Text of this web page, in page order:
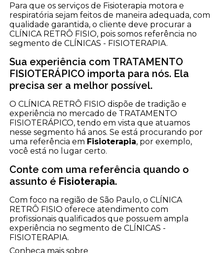
Para que os serviços de Fisioterapia motora e
respiratória sejam feitos de maneira adequada, com
qualidade garantida, o cliente deve procurar a
CLÍNICA RETRÔ FISIO, pois somos referência no
segmento de CLÍNICAS - FISIOTERAPIA.
Sua experiência com TRATAMENTO
FISIOTERÁPICO importa para nós. Ela
precisa ser a melhor possível.
O CLÍNICA RETRÔ FISIO dispõe de tradição e
experiência no mercado de TRATAMENTO
FISIOTERÁPICO, tendo em vista que atuamos
nesse segmento há anos. Se está procurando por
uma referência em Fisioterapia, por exemplo,
você está no lugar certo.
Conte com uma referência quando o
assunto é Fisioterapia.
Com foco na região de São Paulo, o CLÍNICA
RETRÔ FISIO oferece atendimento com
profissionais qualificados que possuem ampla
experiência no segmento de CLÍNICAS -
FISIOTERAPIA.
Conheça mais sobre